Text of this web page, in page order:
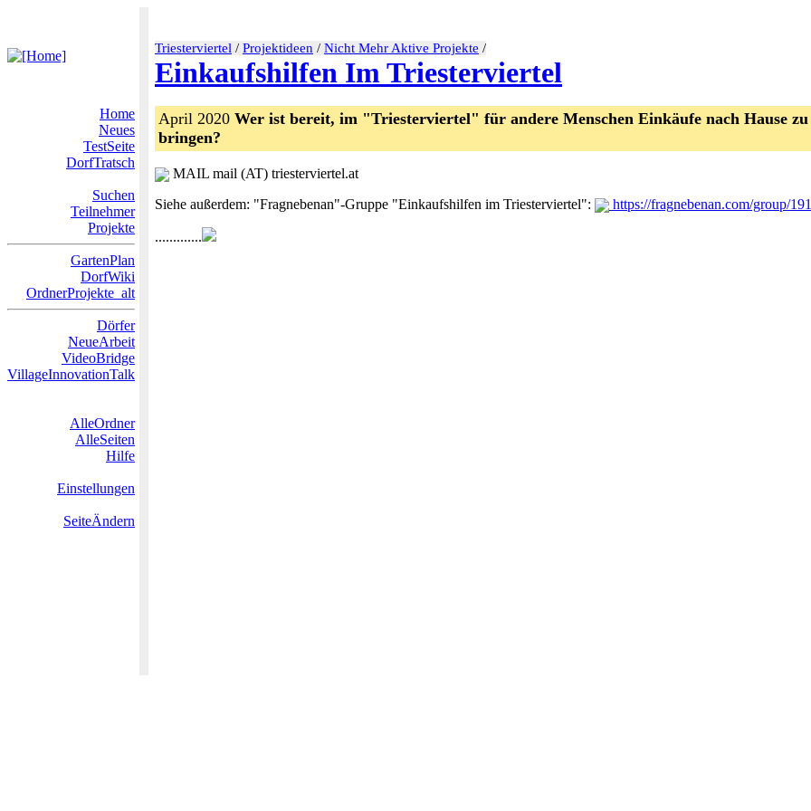
Triesterviertel / Projektideen / Nicht Mehr Aktive Projekte /
Einkaufshilfen Im Triesterviertel
Home
Neues
TestSeite
DorfTratsch
Suchen
Teilnehmer
Projekte
GartenPlan
DorfWiki
OrdnerProjekte_alt
Dörfer
NeueArbeit
VideoBridge
VillageInnovationTalk
AlleOrdner
AlleSeiten
Hilfe
Einstellungen
SeiteÄndern
April 2020 Wer ist bereit, im "Triesterviertel" für andere Menschen Einkäufe nach Hause zu
bringen?
MAIL mail (AT) triesterviertel.at
Siehe außerdem: "Fragnebenan"-Gruppe "Einkaufshilfen im Triesterviertel":
https://fragnebenan.com/group/
.............